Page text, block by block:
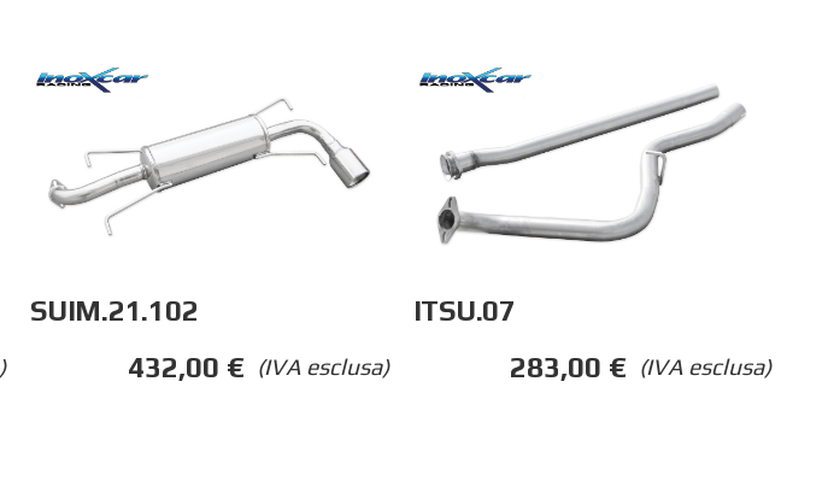
SUIM.21.102
(IVA esclusa)
432,00 €
ITSU.07
(IVA esclusa)
283,00 €